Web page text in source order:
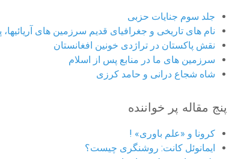
جلد سوم جنایات حزبی
نام های تاریخی و جغرافیای قدیم سرزمین های
نقش پاکستان در تراژدی خونین افغانستان
سرزمین های ما در منابع پس از اسلام
شاه شجاع درانی و حامد کرزی
پنج مقاله پر خواننده
کرونا و «علم باوری» !
ایمانوئل کانت: روشنگری چیست؟